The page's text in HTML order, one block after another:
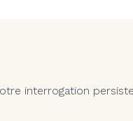
interrogation